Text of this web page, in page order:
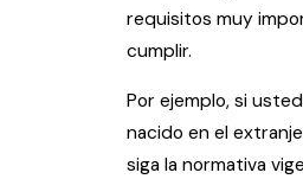
requisitos muy
cumplir.
Por ejemplo, si
nacido en el
siga la normativa